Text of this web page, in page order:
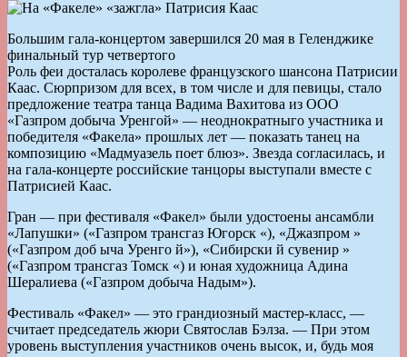
Большим гала-концертом завершился 20 мая в Геленджике
финальный тур четвертого
Роль феи досталась королеве французского шансона Патрисии
Каас. Сюрпризом для всех, в том числе и для певицы, стало
предложение театра танца Вадима Вахитова из ООО
«Газпром добыча Уренгой» — неоднократныго участника и
победителя «Факела» прошлых лет — показать танец на
композицию «Мадмуазель поет блюз». Звезда согласилась, и
на гала-концерте российские танцоры выступали вместе с
Патрисией Каас.
Гран — при фестиваля «Факел» были удостоены ансамбли
«Лапушки» («Газпром трансгаз Югорск «), «Джазпром »
(«Газпром доб ыча Уренго й»), «Сибирски й сувенир »
(«Газпром трансгаз Томск «) и юная художница Адина
Шералиева («Газпром добыча Надым»).
Фестиваль «Факел» — это грандиозный мастер-класс, —
считает председатель жюри Святослав Бэлза. — При этом
уровень выступления участников очень высок, и, будь моя